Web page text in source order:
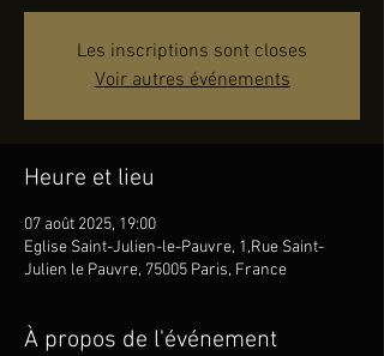
Les inscriptions sont closes
Voir autres événements
Heure et lieu
07 août 2025, 19:00
Eglise Saint-Julien-le-Pauvre, 1,Rue Saint-
Julien le Pauvre, 75005 Paris, France
À propos de l'événement